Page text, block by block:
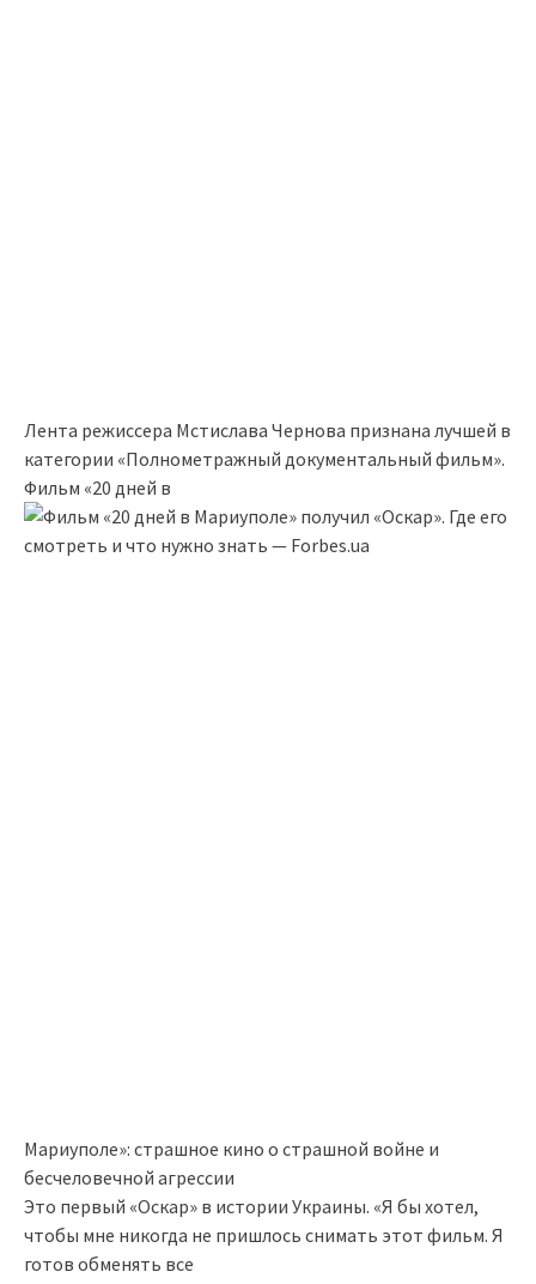
Лента режиссера Мстислава Чернова признана лучшей в
категории «Полнометражный документальный фильм».
Фильм «20 дней в
Мариуполе»: страшное кино о страшной войне и
бесчеловечной агрессии
Это первый «Оскар» в истории Украины. «Я бы хотел,
чтобы мне никогда не пришлось снимать этот фильм. Я
готов обменять все